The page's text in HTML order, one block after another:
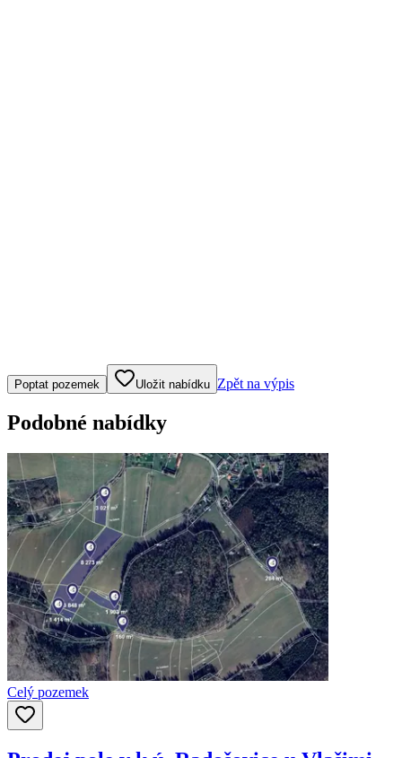
Klepněte nebo klikněte pro ovládání mapy
Poptat pozemek Uložit nabídku Zpět na výpis
Podobné nabídky
Celý pozemek